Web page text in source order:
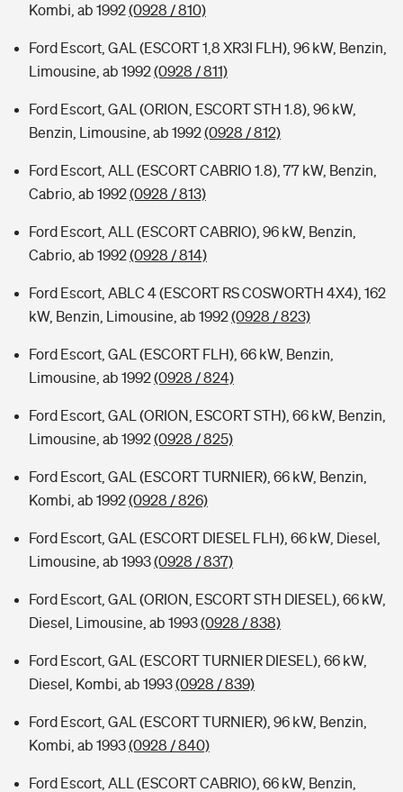
Kombi, ab 1992(0928 / 810)
Ford Escort, GAL (ESCORT 1,8 XR3I FLH), 96 kW, Benzin,
Limousine, ab 1992(0928 / 811)
Ford Escort, GAL (ORION, ESCORT STH 1.8), 96 kW,
Benzin, Limousine, ab 1992(0928 / 812)
Ford Escort, ALL (ESCORT CABRIO 1.8), 77 kW, Benzin,
Cabrio, ab 1992(0928 / 813)
Ford Escort, ALL (ESCORT CABRIO), 96 kW, Benzin,
Cabrio, ab 1992(0928 / 814)
Ford Escort, ABLC 4 (ESCORT RS COSWORTH 4X4), 162
kW, Benzin, Limousine, ab 1992(0928 / 823)
Ford Escort, GAL (ESCORT FLH), 66 kW, Benzin,
Limousine, ab 1992(0928 / 824)
Ford Escort, GAL (ORION, ESCORT STH), 66 kW, Benzin,
Limousine, ab 1992(0928 / 825)
Ford Escort, GAL (ESCORT TURNIER), 66 kW, Benzin,
Kombi, ab 1992(0928 / 826)
Ford Escort, GAL (ESCORT DIESEL FLH), 66 kW, Diesel,
Limousine, ab 1993(0928 / 837)
Ford Escort, GAL (ORION, ESCORT STH DIESEL), 66 kW,
Diesel, Limousine, ab 1993(0928 / 838)
Ford Escort, GAL (ESCORT TURNIER DIESEL), 66 kW,
Diesel, Kombi, ab 1993(0928 / 839)
Ford Escort, GAL (ESCORT TURNIER), 96 kW, Benzin,
Kombi, ab 1993(0928 / 840)
Ford Escort, ALL (ESCORT CABRIO), 66 kW, Benzin,